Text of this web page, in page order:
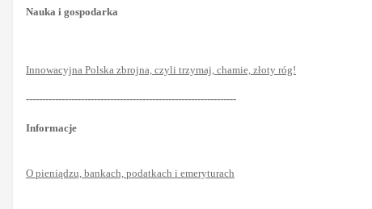
Nauka i gospodarka
Innowacyjna Polska zbrojna, czyli trzymaj, chamie, złoty róg!
-----------------------------------------------------------------
Informacje
O pieniądzu, bankach, podatkach i emeryturach